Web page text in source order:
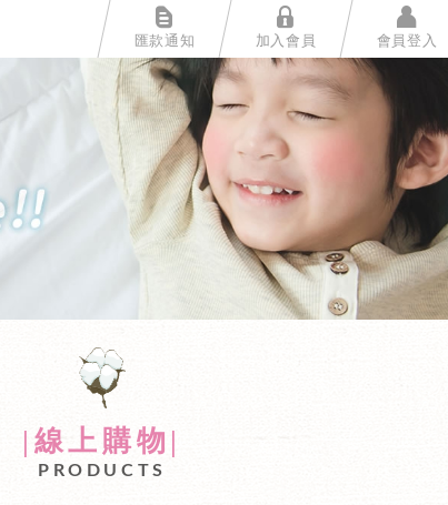
匯款通知 加入會員 會員登入
|線上購物|
PRODUCTS